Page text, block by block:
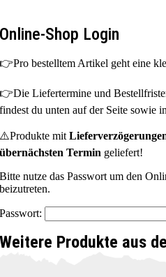
Online-Shop Login
👉Pro bestelltem Artikel geht eine
👉Die Liefertermine und
findest du unten auf der Seite sowie
⚠️Produkte mit
übernächsten Termin geliefert!
Bitte nutze das Passwort um den
beizutreten.
Passwort:
Weitere Produkte aus